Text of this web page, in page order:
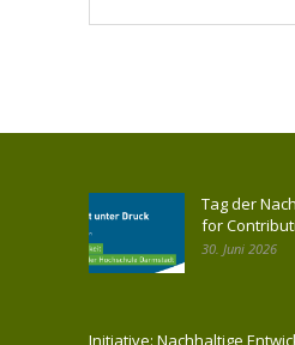
Tag der
for
30. Juni 2026
Initiative: Nachhaltige